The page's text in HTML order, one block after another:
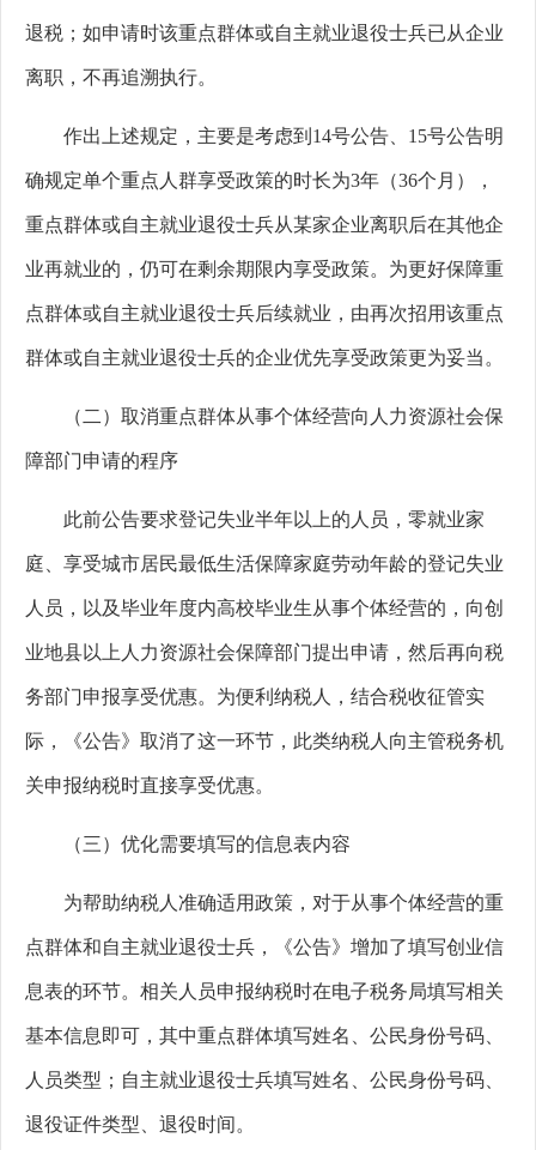
退税；如申请时该重点群体或自主就业退役士兵已从企业
离职，不再追溯执行。
作出上述规定，主要是考虑到14号公告、 15号公告明
确规定单个重点人群享受政策的时长为3年（36个月），
重点群体或自主就业退役士兵从某家企业离职后在其他企
业再就业的，仍可在剩余期限内享受政策。为更好保障重
点群体或自主就业退役士兵后续就业，由再次招用该重点
群体或自主就业退役士兵的企业优先享受政策更为妥当。
（二）取消重点群体从事个体经营向人力资源社会保
障部门申请的程序
此前公告要求登记失业半年以上的人员，零就业家
庭、享受城市居民最低生活保障家庭劳动年龄的登记失业
人员，以及毕业年度内高校毕业生从事个体经营的，向创
业地县以上人力资源社会保障部门提出申请，然后再向税
务部门申报享受优惠。为便利纳税人，结合税收征管实
际，《公告》取消了这一环节，此类纳税人向主管税务机
关申报纳税时直接享受优惠。
（三）优化需要填写的信息表内容
为帮助纳税人准确适用政策，对于从事个体经营的重
点群体和自主就业退役士兵，《公告》增加了填写创业信
息表的环节。相关人员申报纳税时在电子税务局填写相关
基本信息即可，其中重点群体填写姓名、公民身份号码、
人员类型；自主就业退役士兵填写姓名、公民身份号码、
退役证件类型、退役时间。